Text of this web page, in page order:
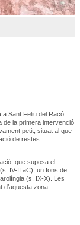
a Sant Feliu del Racó
de la primera intervenció
petit, situat al que
de restes
que suposa el
IV-II aC), un fons de
(s. IX-X). Les
zona.